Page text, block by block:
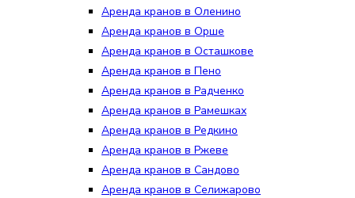
Аренда кранов в Оленино
Аренда кранов в Орше
Аренда кранов в Осташкове
Аренда кранов в Пено
Аренда кранов в Радченко
Аренда кранов в Рамешках
Аренда кранов в Редкино
Аренда кранов в Ржеве
Аренда кранов в Сандово
Аренда кранов в Селижарово